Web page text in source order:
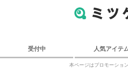
受付中 人気アイテ
本ページはプロモーショ